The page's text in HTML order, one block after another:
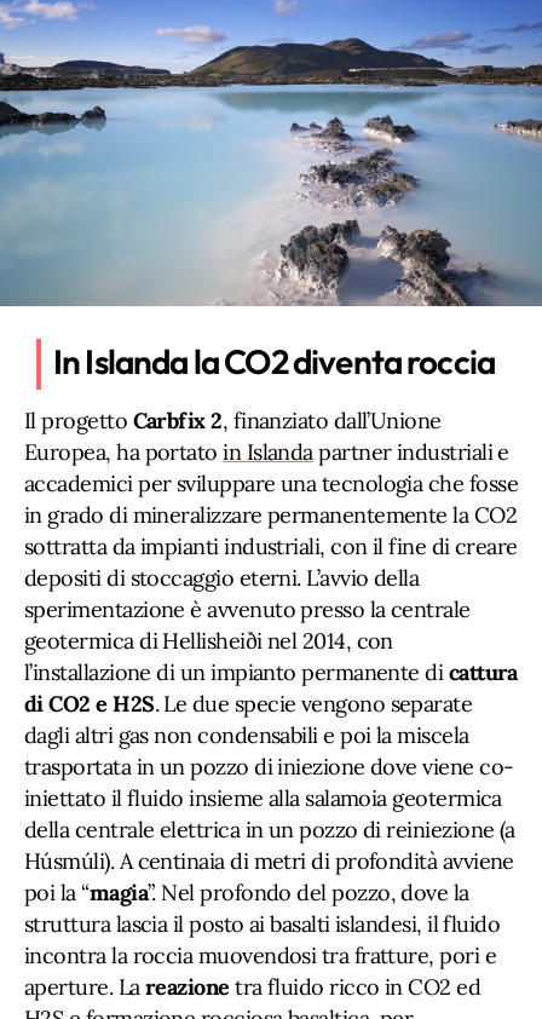
In Islanda la CO2 diventa roccia
Il progetto Carbfix 2, finanziato dall’Unione
Europea, ha portatoin Islandapartner industriali e
accademici per sviluppare una tecnologia che fosse
in grado di mineralizzare permanentemente la CO2
sottratta da impianti industriali, con il fine di creare
depositi di stoccaggio eterni. L’avvio della
sperimentazione è avvenuto presso la centrale
geotermica di Hellisheiði nel 2014, con
l’installazione di un impianto permanente dicattura
di CO2 e H2S. Le due specie vengono separate
dagli altri gas non condensabili e poi la miscela
trasportata in un pozzo di iniezione dove viene co-
iniettato il fluido insieme alla salamoia geotermica
della centrale elettrica in un pozzo di reiniezione (a
Húsmúli). A centinaia di metri di profondità avviene
poi la “magia”. Nel profondo del pozzo, dove la
struttura lascia il posto ai basalti islandesi, il fluido
incontra la roccia muovendosi tra fratture, pori e
aperture. Lareazione tra fluido ricco in CO2 ed